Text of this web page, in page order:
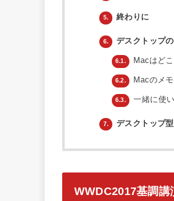
5. 終わりに
6. デスクトップ
6.1. Macはど
6.2. Macのメ
6.3. 一緒に使
7. デスクトップ
WWDC2017基調